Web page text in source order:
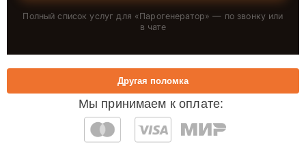
Полный список услуг для «Парогенератор» — по звонку или
в чате
Мы принимаем к оплате:
Другая поломка